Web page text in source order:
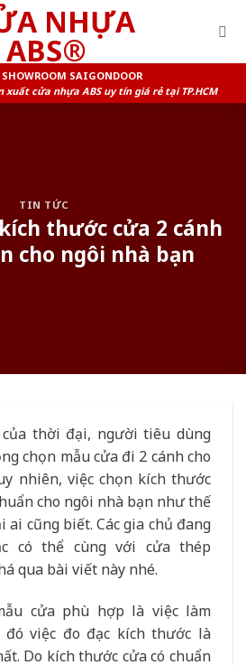
SAIGONDOOR
xuất cửa nhựa ABS uy tín giá rẻ tại TP.HCM
TIN TỨC
kích thước cửa 2 cánh
cho ngôi nhà bạn
thời đại, người tiêu dùng
chọn mẫu cửa đi 2 cánh cho
nhiên, việc chọn kích thước
cho ngôi nhà bạn như thế
ai cũng biết. Các gia chủ đang
có thể cùng với cửa thép
qua bài viết này nhé.
cửa phù hợp là việc làm
đó việc đo đạc kích thước là
Do kích thước cửa có chuẩn